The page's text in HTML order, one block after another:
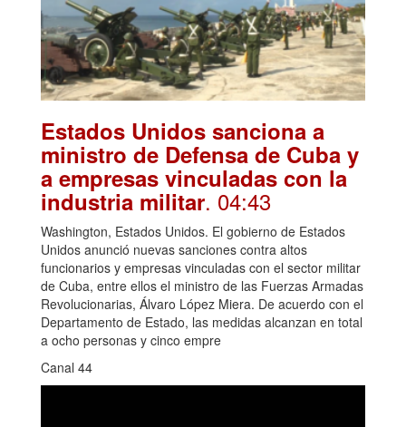
Estados Unidos sanciona a
ministro de Defensa de Cuba y
a empresas vinculadas con la
industria militar. 04:43
Washington, Estados Unidos. El gobierno de Estados
Unidos anunció nuevas sanciones contra altos
funcionarios y empresas vinculadas con el sector militar
de Cuba, entre ellos el ministro de las Fuerzas Armadas
Revolucionarias, Álvaro López Miera. De acuerdo con el
Departamento de Estado, las medidas alcanzan en total
a ocho personas y cinco empre
Canal 44